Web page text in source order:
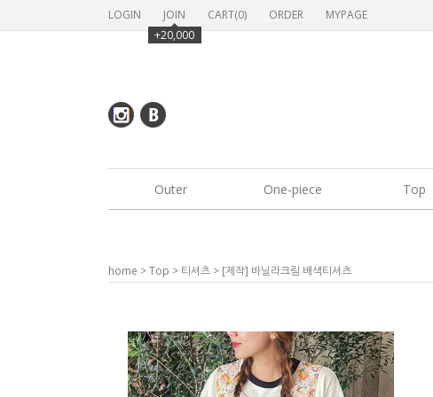
LOGIN
JOIN
+20,000
CART(0) ORDER MYPAGE
Outer One-piece Top
home >Top > 티셔츠 > [제작] 바닐라크림 배색티셔츠